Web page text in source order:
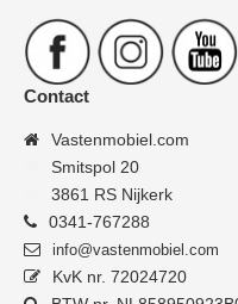
Contact
Vastenmobiel.com
Smitspol 20
3861 RS Nijkerk
0341-767288
info@vastenmobiel.com
KvK nr. 72024720